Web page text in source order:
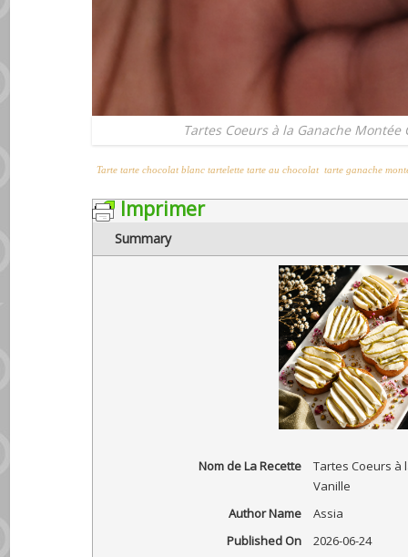
Tartes Coeurs à la Ganache Montée
Tarte tarte chocolat blanctartelette tarte au chocolat tarte ganache
Imprimer
Summary
Nom de La Recette
Tartes Coeurs à
Vanille
Author Name
Assia
Published On
2026-06-24